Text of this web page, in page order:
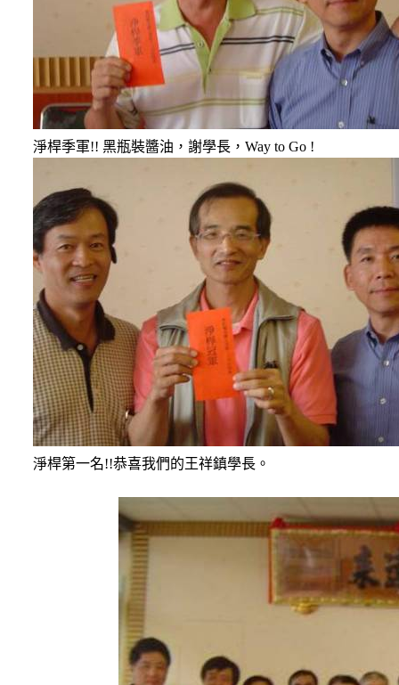
淨桿季軍!! 黑瓶裝醬油，謝學長， Way to Go !
淨桿第一名!!恭喜我們的王祥鎮學長。